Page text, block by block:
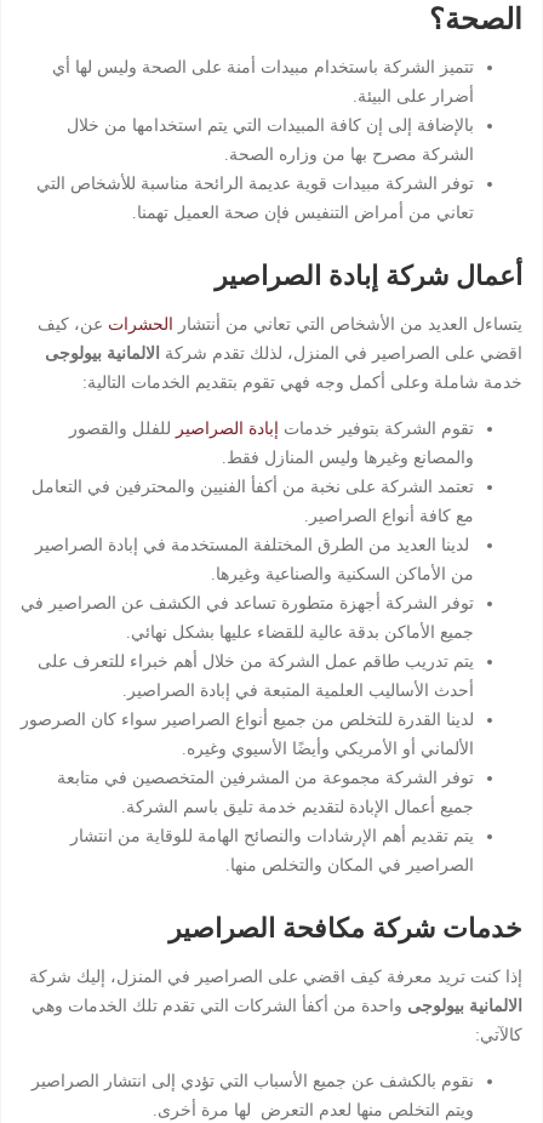
الصحة؟
تتميز الشركة باستخدام مبيدات أمنة على الصحة وليس لها أي
أضرار على البيئة.
بالإضافة إلى إن كافة المبيدات التي يتم استخدامها من خلال
الشركة مصرح بها من وزاره الصحة.
توفر الشركة مبيدات قوية عديمة الرائحة مناسبة للأشخاص التي
تعاني من أمراض التنفيس فإن صحة العميل تهمنا.
أعمال شركة إبادة الصراصير
يتساءل العديد من الأشخاص التي تعاني من أنتشار الحشرات عن، كيف
اقضي على الصراصير في المنزل، لذلك تقدم شركة
الالمانية بيولوجى
خدمة شاملة وعلى أكمل وجه فهي تقوم بتقديم الخدمات التالية:
تقوم الشركة بتوفير خدمات إبادة الصراصير للفلل والقصور
والمصانع وغيرها وليس المنازل فقط.
تعتمد الشركة على نخبة من أكفأ الفنيين والمحترفين في التعامل
مع كافة أنواع الصراصير.
لدينا العديد من الطرق المختلفة المستخدمة في إبادة الصراصير
من الأماكن السكنية والصناعية وغيرها.
توفر الشركة أجهزة متطورة تساعد في الكشف عن الصراصير في
جميع الأماكن بدقة عالية للقضاء عليها بشكل نهائي.
يتم تدريب طاقم عمل الشركة من خلال أهم خبراء للتعرف على
أحدث الأساليب العلمية المتبعة في إبادة الصراصير.
لدينا القدرة للتخلص من جميع أنواع الصراصير سواء كان الصرصور
الألماني أو الأمريكي وأيضًا الأسيوي وغيره.
توفر الشركة مجموعة من المشرفين المتخصصين في متابعة
جميع أعمال الإبادة لتقديم خدمة تليق باسم الشركة.
يتم تقديم أهم الإرشادات والنصائح الهامة للوقاية من انتشار
الصراصير في المكان والتخلص منها.
خدمات شركة مكافحة الصراصير
إذا كنت تريد معرفة كيف اقضي على الصراصير في المنزل، إليك شركة
الالمانية بيولوجى واحدة من أكفأ الشركات التي تقدم تلك الخدمات وهي
كالآتي:
نقوم بالكشف عن جميع الأسباب التي تؤدي إلى انتشار الصراصير
ويتم التخلص منها لعدم التعرض لها مرة أخرى.